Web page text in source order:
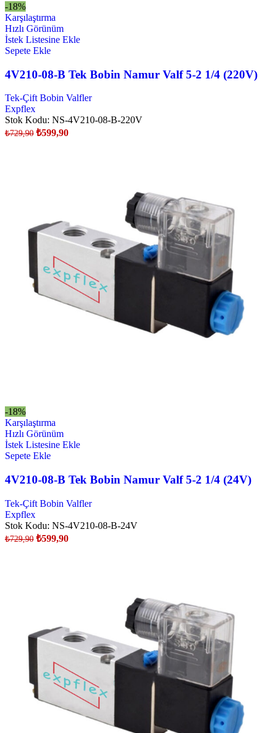
-18%
Karşılaştırma
Hızlı Görünüm
İstek Listesine Ekle
Sepete Ekle
4V210-08-B Tek Bobin Namur Valf 5-2 1/4 (220V)
Tek-Çift Bobin Valfler
Expflex
Stok Kodu: NS-4V210-08-B-220V
₺729,90 ₺599,90
-18%
Karşılaştırma
Hızlı Görünüm
İstek Listesine Ekle
Sepete Ekle
4V210-08-B Tek Bobin Namur Valf 5-2 1/4 (24V)
Tek-Çift Bobin Valfler
Expflex
Stok Kodu: NS-4V210-08-B-24V
₺729,90 ₺599,90